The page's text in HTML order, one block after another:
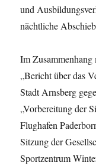
und
nächtliche
Im
„Bericht über das
Stadt Arnsberg
„Vorbereitung der
Flughafen
Sitzung der
Sportzentrum